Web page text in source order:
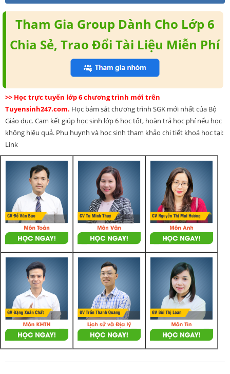
Tham Gia Group Dành Cho Lớp 6
Chia Sẻ, Trao Đổi Tài Liệu Miễn Phí
>> Học trực tuyến lớp 6 chương trình mới trên
Tuyensinh247.com. Học bám sát chương trình SGK mới nhất của Bộ
Giáo dục. Cam kết giúp học sinh lớp 6 học tốt, hoàn trả học phí nếu học
không hiệu quả. Phụ huynh và học sinh tham khảo chi tiết khoá học tại:
Link